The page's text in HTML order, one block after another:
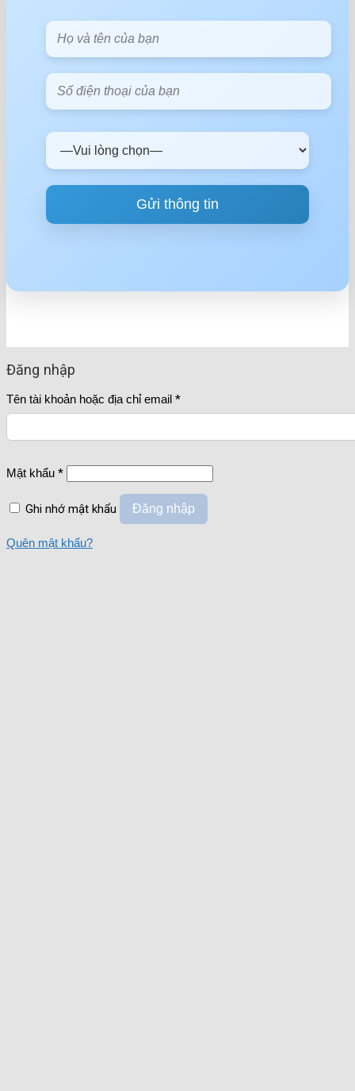
Đăng nhập
Tên tài khoản hoặc địa chỉ email *
Mật khẩu *
Ghi nhớ mật khẩu Đăng nhập
Quên mật khẩu?